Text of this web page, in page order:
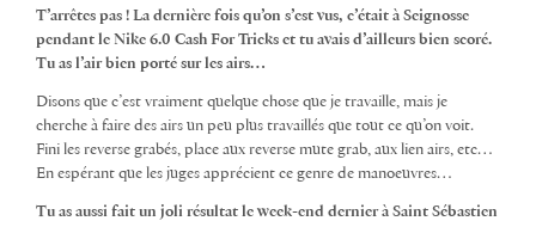
T’arrêtes pas ! La dernière fois qu’on s’est vus, c’était à Seignosse
pendant le Nike 6.0 Cash For Tricks et tu avais d’ailleurs bien scoré.
Tu as l’air bien porté sur les airs…
Disons que c’est vraiment quelque chose que je travaille, mais je
cherche à faire des airs un peu plus travaillés que tout ce qu’on voit.
Fini les reverse grabés, place aux reverse mute grab, aux lien airs, etc…
En espérant que les juges apprécient ce genre de manoeuvres…
Tu as aussi fait un joli résultat le week-end dernier à Saint Sébastien